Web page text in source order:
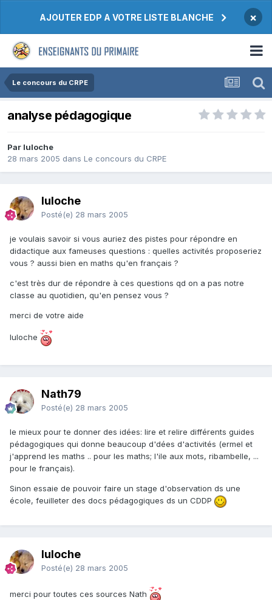
AJOUTER EDP A VOTRE LISTE BLANCHE ×
Le concours du CRPE
analyse pédagogique
Par luloche
28 mars 2005 dans Le concours du CRPE
luloche
Posté(e) 28 mars 2005
je voulais savoir si vous auriez des pistes pour répondre en
didactique aux fameuses questions : quelles activités proposeriez
vous ? aussi bien en maths qu'en français ?
c'est très dur de répondre à ces questions qd on a pas notre
classe au quotidien, qu'en pensez vous ?
merci de votre aide
luloche
Nath79
Posté(e) 28 mars 2005
le mieux pour te donner des idées: lire et relire différents guides
pédagogiques qui donne beaucoup d'dées d'activités (ermel et
j'apprend les maths .. pour les maths; l'ile aux mots, ribambelle, ...
pour le français).
Sinon essaie de pouvoir faire un stage d'observation ds une
école, feuilleter des docs pédagogiques ds un CDDP
luloche
Posté(e) 28 mars 2005
merci pour toutes ces sources Nath